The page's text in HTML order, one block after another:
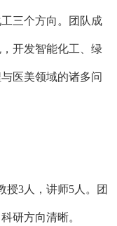
三个方向。团队成
开发智能化工、绿
医美领域的诸多问
授3人，讲师5人。团
研方向清晰。